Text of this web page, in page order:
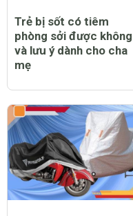
Trẻ bị sốt có tiêm
phòng sởi được không
và lưu ý dành cho cha
mẹ